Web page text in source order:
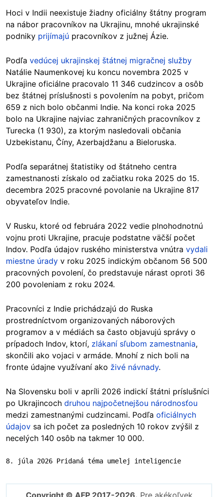
Hoci v Indii neexistuje žiadny oficiálny štátny program
na nábor pracovníkov na Ukrajinu, mnohé ukrajinské
podniky prijímajú pracovníkov z južnej Ázie.
Podľa vedúcej ukrajinskej štátnej migračnej služby
Natálie Naumenkovej ku koncu novembra 2025 v
Ukrajine oficiálne pracovalo 11 346 cudzincov a osôb
bez štátnej príslušnosti s povolením na pobyt, pričom
659 z nich bolo občanmi Indie. Na konci roka 2025
bolo na Ukrajine najviac zahraničných pracovníkov z
Turecka (1 930), za ktorým nasledovali občania
Uzbekistanu, Číny, Azerbajdžanu a Bieloruska.
Podľa separátnej štatistiky od štátneho centra
zamestnanosti získalo od začiatku roka 2025 do 15.
decembra 2025 pracovné povolanie na Ukrajine 817
obyvateľov Indie.
V Rusku, ktoré od februára 2022 vedie plnohodnotnú
vojnu proti Ukrajine, pracuje podstatne väčší počet
Indov. Podľa údajov ruského ministerstva vnútra vydali
miestne úrady v roku 2025 indickým občanom 56 500
pracovných povolení, čo predstavuje nárast oproti 36
200 povoleniam z roku 2024.
Pracovníci z Indie prichádzajú do Ruska
prostredníctvom organizovaných náborových
programov a v médiách sa často objavujú správy o
prípadoch Indov, ktorí, zlákaní sľubom zamestnania,
skončili ako vojaci v armáde. Mnohí z nich boli na
fronte údajne využívaní ako živé návnady.
Na Slovensku boli v apríli 2026 indickí štátni príslušníci
po Ukrajincoch druhou najpočetnejšou národnosťou
medzi zamestnanými cudzincami. Podľa oficiálnych
údajov sa ich počet za posledných 10 rokov zvýšil z
necelých 140 osôb na takmer 10 000.
8. júla 2026 Pridaná téma umelej inteligencie
Copyright © AFP 2017-2026. Pre akékoľvek